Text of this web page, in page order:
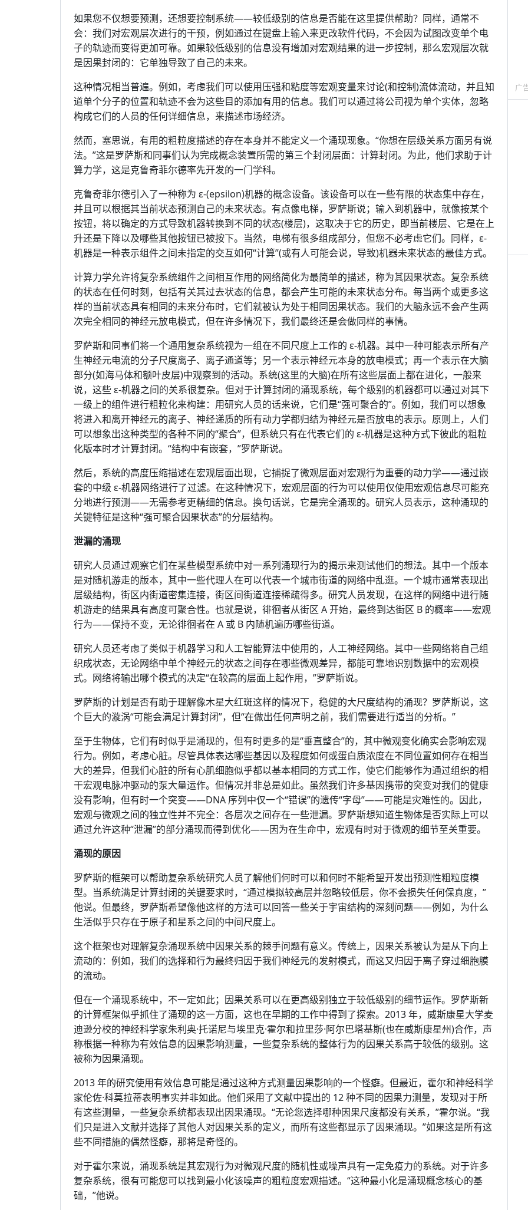
如果您不仅想要预测，还想要控制系统——较低级别的信息是否能在这里提供帮助？同样，通常不
会：我们对宏观层次进行的干预，例如通过在键盘上输入来更改软件代码，不会因为试图改变单个电
子的轨迹而变得更加可靠。如果较低级别的信息没有增加对宏观结果的进一步控制，那么宏观层次就
是因果封闭的：它单独导致了自己的未来。
这种情况相当普遍。例如，考虑我们​​可以使用压强和粘度等宏观变量来讨论(和控制)流体流动，并且知
道单个分子的位置和轨迹不会为这些目的添加有用的信息。我们可以通过将公司视为单个实体，忽略
构成它们的人员的任何详细信息，来描述市场经济。
然而，塞思说，有用的粗粒度描述的存在本身并不能定义一个涌现现象。“你想在层级关系方面另有说
法。”这是罗萨斯和同事们认为完成概念装置所需的第三个封闭层面：计算封闭。为此，他们求助于计
算力学，这是克鲁奇菲尔德率先开发的一门学科。
克鲁奇菲尔德引入了一种称为 ε-(epsilon)机器的概念设备。该设备可以在一些有限的状态集中存在，
并且可以根据其当前状态预测自己的未来状态。有点像电梯，罗萨斯说；输入到机器中，就像按某个
按钮，将以确定的方式导致机器转换到不同的状态(楼层)，这取决于它的历史，即当前楼层、它是在上
升还是下降以及哪些其他按钮已被按下。当然，电梯有很多组成部分，但您不必考虑它们。同样，ε-
机器是一种表示组件之间未指定的交互如何“计算”(或有人可能会说，导致)机器未来状态的最佳方式。
计算力学允许将复杂系统组件之间相互作用的网络简化为最简单的描述，称为其因果状态。复杂系统
的状态在任何时刻，包括有关其过去状态的信息，都会产生可能的未来状态分布。每当两个或更多这
样的当前状态具有相同的未来分布时，它们就被认为处于相同因果状态。我们的大脑永远不会产生两
次完全相同的​​神经元放电模式，但在许多情况下，我们最终还是会做同样的事情。
罗萨斯和同事们将一个通用复杂系统视为一组在不同尺度上工作的 ε-机器。其中一种可能表示所有产
生神经元电流的分子尺度离子、离子通道等；另一个表示神经元本身的放电模式；再一个表示在大脑
部分(如海马体和额叶皮层)中观察到的活动。系统(这里的大脑)在所有这些层面上都在进化，一般来
说，这些 ε-机器之间的关系很复杂。但对于计算封闭的涌现系统，每个级别的机器都可以通过对其下
一级上的组件进行粗粒化来构建：用研究人员的话来说，它们是“强可聚合的”。例如，我们可以想象
将进入和离开神经元的离子、神经递质的所有动力学都归结为神经元是否放电的表示。原则上，人们
可以想象出这种类型的各种不同的“聚合”，但系统只有在代表它们的 ε-机器是这种方式下彼此的粗粒
化版本时才计算封闭。“结构中有嵌套，”罗萨斯说。
然后，系统的高度压缩描述在宏观层面出现，它捕捉了微观层面对宏观行为重要的动力学——通过嵌
套的中级 ε-机器网络进行了过滤。在这种情况下，宏观层面的行为可以使用仅使用宏观信息尽可能充
分地进行预测——无需参考更精细的信息。换句话说，它是完全涌现的。研究人员表示，这种涌现的
关键特征是这种“强可聚合因果状态”的分层结构。
泄漏的涌现
研究人员通过观察它们在某些模型系统中对一系列涌现行为的揭示来测试他们的想法。其中一个版本
是对随机游走的版本，其中一些代理人在可以代表一个城市街道的网络中乱逛。一个城市通常表现出
层级结构，街区内街道密集连接，街区间街道连接稀疏得多。研究人员发现，在这样的网络中进行随
机游走的结果具有高度可聚合性。也就是说，徘徊者从街区 A 开始，最终到达街区 B 的概率——宏观
行为——保持不变，无论徘徊者在 A 或 B 内随机遍历哪些街道。
研究人员还考虑了类似于机器学习和人工智能算法中使用的，人工神经网络。其中一些网络将自己组
织成状态，无论网络中单个神经元的状态之间存在哪些微观差异，都能可靠地识别数据中的宏观模
式。网络将输出哪个模式的决定“在较高的层面上起作用，”罗萨斯说。
罗萨斯的计划是否有助于理解像木星大红斑这样的情况下，稳健的大尺度结构的涌现？罗萨斯说，这
个巨大的漩涡“可能会满足计算封闭”，但“在做出任何声明之前，我们需要进行适当的分析。”
至于生物体，它们有时似乎是涌现的，但有时更多的是“垂直整合”的，其中微观变化确实会影响宏观
行为。例如，考虑心脏。尽管具体表达哪些基因以及程度如何或蛋白质浓度在不同位置如何存在相当
大的差异，但我们心脏的所有心肌细胞似乎都以基本相同的方式工作，使它们能够作为通过组织的相
干宏观电脉冲驱动的泵大量运作。但情况并非总是如此。虽然我们许多基因携带的突变对我们的健康
没有影响，但有时一个突变——DNA 序列中仅一个“错误”的遗传“字母”——可能是灾难性的。因此，
宏观与微观之间的独立性并不完全：各层次之间存在一些泄漏。罗萨斯想知道生物体是否实际上可以
通过允许这种“泄漏”的部分涌现而得到优化——因为在生命中，宏观有时对于微观的细节至关重要。
涌现的原因
罗萨斯的框架可以帮助复杂系统研究人员了解他们何时可以和何时不能希望开发出预测性粗粒度模
型。当系统满足计算封闭的关键要求时，“通过模拟较高层并忽略较低层，你不会损失任何保真度，”
他说。但最终，罗萨斯希望像他这样的方法可以回答一些关于宇宙结构的深刻问题——例如，为什么
生活似乎只存在于原子和星系之间的中间尺度上。
这个框架也对理解复杂涌现系统中因果关系的棘手问题有意义。传统上，因果关系被认为是从下向上
流动的：例如，我们的选择和行为最终归因于我们神经元的发射模式，而这又归因于离子穿过细胞膜
的流动。
但在一个涌现系统中，不一定如此；因果关系可以在更高级别独立于较低级别的细节运作。罗萨斯新
的计算框架似乎抓住了涌现的这一方面，这也在早期的工作中得到了探索。2013 年，威斯康星大学麦
迪逊分校的神经科学家朱利奥·托诺尼与埃里克·霍尔和拉里莎·阿尔巴塔基斯(也在威斯康星州)合作，声
称根据一种称为有效信息的因果影响测量，一些复杂系统的整体行为的因果关系高于较低的级别。这
被称为因果涌现。
2013 年的研究使用有效信息可能是通过这种方式测量因果影响的一个怪癖。但最近，霍尔和神经科学
家伦佐·科莫拉蒂表明事实并非如此。他们采用了文献中提出的 12 种不同的因果力测量，发现对于所
有这些测量，一些复杂系统都表现出因果涌现。“无论您选择哪种因果尺度都没有关系，”霍尔说。“我
们只是进入文献并选择了其他人对因果关系的定义，而所有这些都显示了因果涌现。”如果这是所有这
些不同措施的偶然怪癖，那将是奇怪的。
对于霍尔来说，涌现系统是其宏观行为对微观尺度的随机性或噪声具有一定免疫力的系统。对于许多
复杂系统，很有可能您可以找到最小化该噪声的粗粒度宏观描述。“这种最小化是涌现概念核心的基
础，”他说。
广